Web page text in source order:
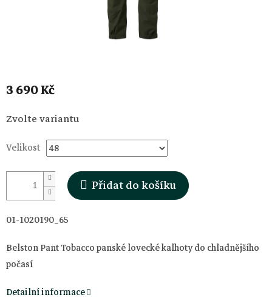
3 690 Kč
Měrná
cena:
Zvolte variantu
Velikost
Přidat do košíku
01-1020190_65
Belston Pant Tobacco panské lovecké kalhoty do chladnějšího
počasí
Detailní informace